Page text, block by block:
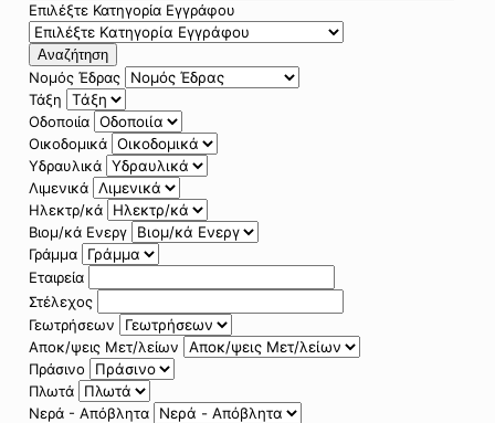
Επιλέξτε Κατηγορία Εγγράφου
Αναζήτηση
Νομός Έδρας
Τάξη
Οδοποιία
Οικοδομικά
Υδραυλικά
Λιμενικά
Ηλεκτρ/κά
Βιομ/κά Ενεργ
Γράμμα
Εταιρεία
Στέλεχος
Γεωτρήσεων
Αποκ/ψεις Μετ/λείων
Πράσινο
Πλωτά
Νερά - Απόβλητα